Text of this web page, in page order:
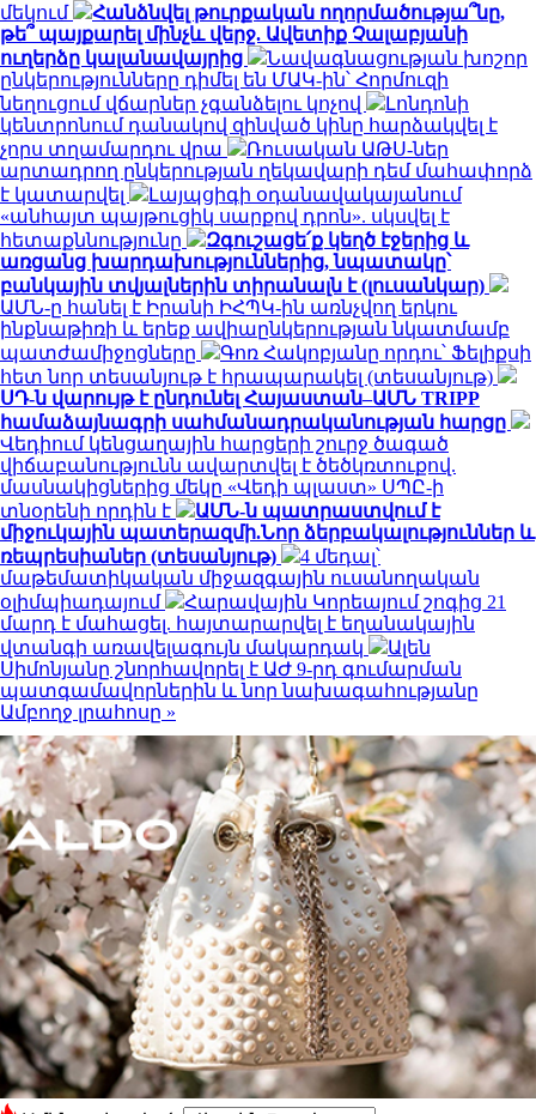
մեկում
Հանձնվել թուրքական ողորմածությա՞նը,
թե՞ պայքարել մինչև վերջ. Ավետիք Չալաբյանի
ուղերձը կալանավայրից
Նավագնացության խոշոր
ընկերությունները դիմել են ՄԱԿ-ին՝ Հորմուզի
նեղուցում վճարներ չգանձելու կոչով
Լոնդոնի
կենտրոնում դանակով զինված կինը հարձակվել է
չորս տղամարդու վրա
Ռուսական ԱԹՍ-ներ
արտադրող ընկերության ղեկավարի դեմ մահափորձ
է կատարվել
Լայպցիգի օդանավակայանում
«անհայտ պայթուցիկ սարքով դրոն». սկսվել է
հետաքննությունը
Զգուշացե՛ք կեղծ էջերից և
առցանց խարդախություններից, նպատակը՝
բանկային տվյալներին տիրանալն է (լուսանկար)
ԱՄՆ-ը հանել է Իրանի ԻՀՊԿ-ին առնչվող երկու
ինքնաթիռի և երեք ավիաընկերության նկատմամբ
պատժամիջոցները
Գոռ Հակոբյանը որդու՝ Ֆելիքսի
հետ նոր տեսանյութ է հրապարակել (տեսանյութ)
ՍԴ-ն վարույթ է ընդունել Հայաստան–ԱՄՆ TRIPP
համաձայնագրի սահմանադրականության հարցը
Վեդիում կենցաղային հարցերի շուրջ ծագած
վիճաբանությունն ավարտվել է ծեծկռտուքով.
մասնակիցներից մեկը «Վեդի պլաստ» ՍՊԸ-ի
տնօրենի որդին է
ԱՄՆ-ն պատրաստվում է
միջուկային պատերազմի.Նոր ձերբակալություններ և
ռեպրեսիաներ (տեսանյութ)
4 մեդալ՝
մաթեմատիկական միջազգային ուսանողական
օլիմպիադայում
Հարավային Կորեայում շոգից 21
մարդ է մահացել. հայտարարվել է եղանակային
վտանգի առավելագույն մակարդակ
Ալեն
Սիմոնյանը շնորհավորել է ԱԺ 9-րդ գումարման
պատգամավորներին և նոր նախագահությանը
Ամբողջ լրահոսը »